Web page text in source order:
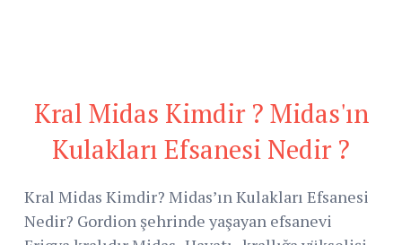
Kral Midas Kimdir ? Midas'ın
Kulakları Efsanesi Nedir ?
Kral Midas Kimdir? Midas’ın Kulakları Efsanesi
Nedir? Gordion şehrinde yaşayan efsanevi